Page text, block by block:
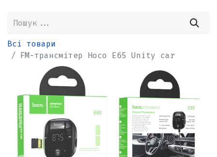
Всі товари
FM-трансмітер Hoco E65 Unity car